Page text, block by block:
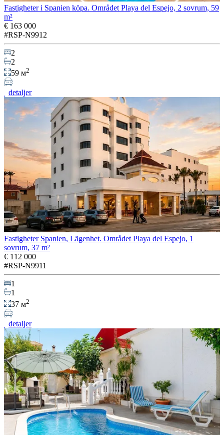
Fastigheter i Spanien köpa. Området Playa del Espejo, 2 sovrum, 59
m²
€ 163 000
#RSP-N9912
2
2
59 м2
detaljer
Fastigheter Spanien, Lägenhet. Området Playa del Espejo, 1
sovrum, 37 m²
€ 112 000
#RSP-N9911
1
1
37 м2
detaljer